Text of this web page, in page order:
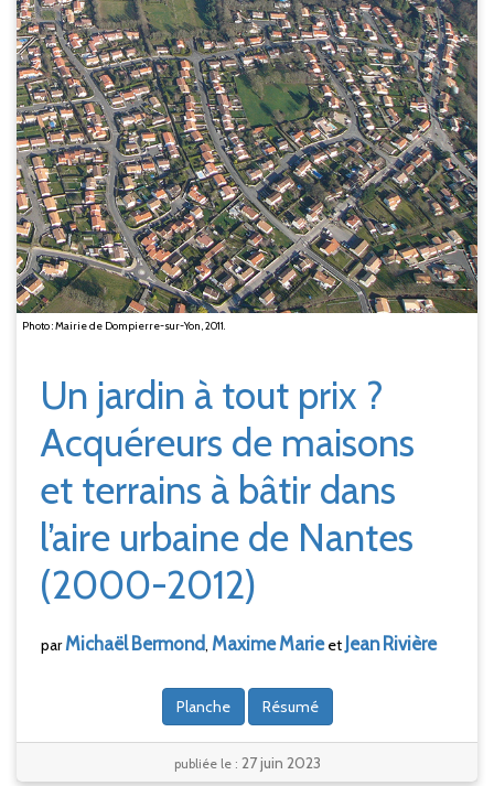
Photo : Mairie de Dompierre-sur-Yon, 2011.
Un jardin à tout prix ?
Acquéreurs de maisons
et terrains à bâtir dans
l’aire urbaine de Nantes
(2000-2012)
parMichaël Bermond,MaximeMarieetJean Rivière
Planche Résumé
publiée le : 27 juin 2023